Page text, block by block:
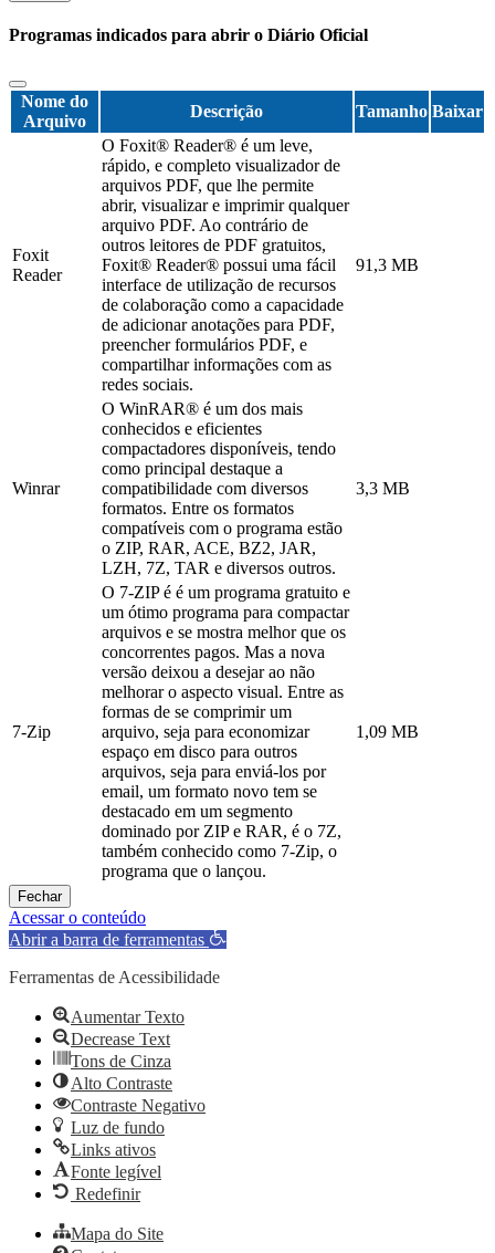
Programas indicados para abrir o Diário Oficial
Nome do
Arquivo
Descrição Tamanho Baixar
Foxit
Reader
O Foxit® Reader® é um leve,
rápido, e completo visualizador de
arquivos PDF, que lhe permite
abrir, visualizar e imprimir qualquer
arquivo PDF. Ao contrário de
outros leitores de PDF gratuitos,
Foxit® Reader® possui uma fácil
interface de utilização de recursos
de colaboração como a capacidade
de adicionar anotações para PDF,
preencher formulários PDF, e
compartilhar informações com as
redes sociais.
91,3 MB
Winrar
O WinRAR® é um dos mais
conhecidos e eficientes
compactadores disponíveis, tendo
como principal destaque a
compatibilidade com diversos
formatos. Entre os formatos
compatíveis com o programa estão
o ZIP, RAR, ACE, BZ2, JAR,
LZH, 7Z, TAR e diversos outros.
3,3 MB
7-Zip
O 7-ZIP é é um programa gratuito e
um ótimo programa para compactar
arquivos e se mostra melhor que os
concorrentes pagos. Mas a nova
versão deixou a desejar ao não
melhorar o aspecto visual. Entre as
formas de se comprimir um
arquivo, seja para economizar
espaço em disco para outros
arquivos, seja para enviá-los por
email, um formato novo tem se
destacado em um segmento
dominado por ZIP e RAR, é o 7Z,
também conhecido como 7-Zip, o
programa que o lançou.
1,09 MB
Fechar
Acessar o conteúdo
Abrir a barra de ferramentas
Ferramentas de Acessibilidade
Aumentar Texto
Decrease Text
Tons de Cinza
Alto Contraste
Contraste Negativo
Luz de fundo
Links ativos
Fonte legível
Redefinir
Mapa do Site